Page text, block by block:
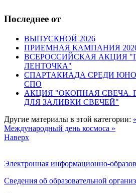
Последнее от
ВЫПУСКНОЙ 2026
ПРИЕМНАЯ КАМПАНИЯ
ВСЕРОССИЙСКАЯ АКЦИЯ
ЛЕНТОЧКА"
СПАРТАКИАДА СРЕДИ
СПО
АКЦИЯ "ОКОПНАЯ СВЕЧА.
ДЛЯ ЗАЛИВКИ СВЕЧЕЙ"
Другие материалы в этой категории:
Международный день космоса »
Наверх
Электронная информационно-
Сведения об образовательной